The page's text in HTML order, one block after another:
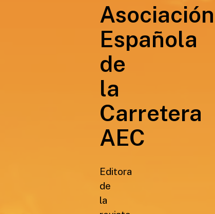
Asociación
Española
de
la
Carretera
AEC
Editora
de
la